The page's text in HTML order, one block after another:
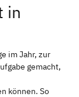
in
im Jahr, zur
gemacht,
können. So